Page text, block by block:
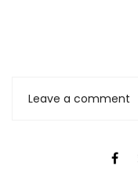
Leave a comment